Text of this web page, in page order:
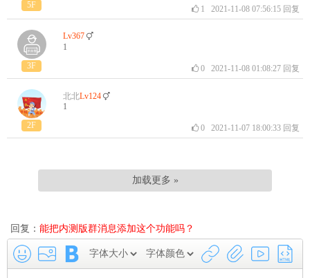
5F 1 2021-11-08 07:56:15 回复
3F
Lv367
1
02021-11-08 01:08:27 回复
2F
北北Lv124
1
02021-11-07 18:00:33 回复
加载更多 »
回复： 能把内测版群消息添加这个功能吗？